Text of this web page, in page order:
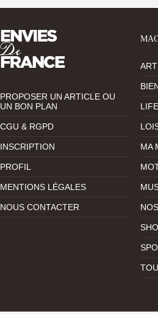
PROPOSER UN ARTICLE OU
UN BON PLAN
CGU & RGPD
INSCRIPTION
PROFIL
MENTIONS LÉGALES
NOUS CONTACTER
MA